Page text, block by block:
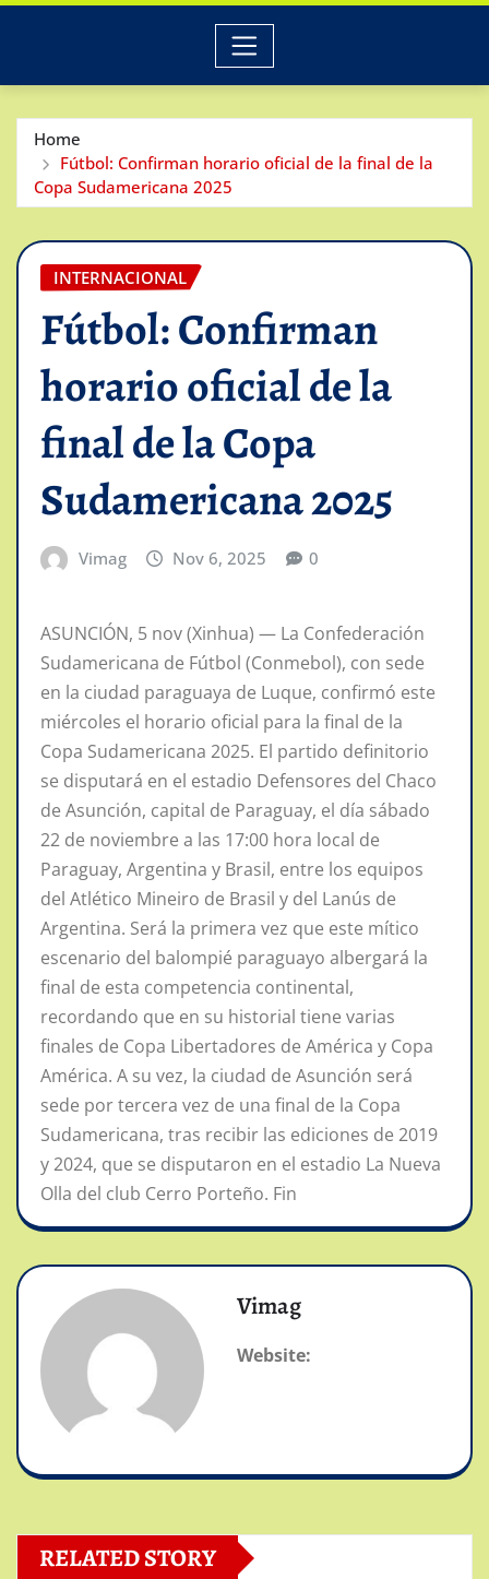
Home
Fútbol: Confirman horario oficial de la final de la
Copa Sudamericana 2025
INTERNACIONAL
Fútbol: Confirman
horario oficial de la
final de la Copa
Sudamericana 2025
Vimag Nov 6, 2025 0
ASUNCIÓN, 5 nov (Xinhua) — La Confederación
Sudamericana de Fútbol (Conmebol), con sede
en la ciudad paraguaya de Luque, confirmó este
miércoles el horario oficial para la final de la
Copa Sudamericana 2025. El partido definitorio
se disputará en el estadio Defensores del Chaco
de Asunción, capital de Paraguay, el día sábado
22 de noviembre a las 17:00 hora local de
Paraguay, Argentina y Brasil, entre los equipos
del Atlético Mineiro de Brasil y del Lanús de
Argentina. Será la primera vez que este mítico
escenario del balompié paraguayo albergará la
final de esta competencia continental,
recordando que en su historial tiene varias
finales de Copa Libertadores de América y Copa
América. A su vez, la ciudad de Asunción será
sede por tercera vez de una final de la Copa
Sudamericana, tras recibir las ediciones de 2019
y 2024, que se disputaron en el estadio La Nueva
Olla del club Cerro Porteño. Fin
Vimag
Website:
RELATED STORY